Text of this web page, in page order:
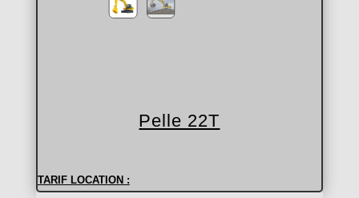
Pelle 22T
TARIF LOCATION :